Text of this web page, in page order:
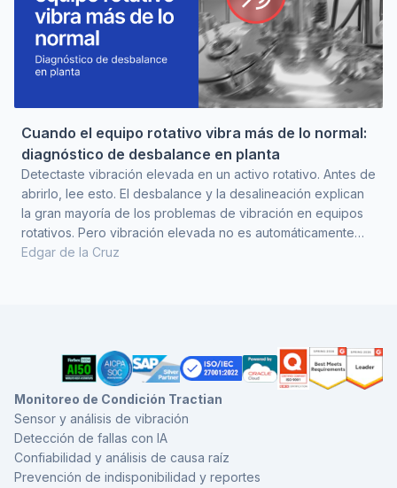
Cuando el equipo rotativo vibra más de lo normal:
diagnóstico de desbalance en planta
Detectaste vibración elevada en un activo rotativo. Antes de
abrirlo, lee esto. El desbalance y la desalineación explican
la gran mayoría de los problemas de vibración en equipos
rotativos. Pero vibración elevada no es automáticamente
desbalance, y esa confusión es la que hace que se envíe a
Edgar de la Cruz
Monitoreo de Condición Tractian
Sensor y análisis de vibración
Detección de fallas con IA
Confiabilidad y análisis de causa raíz
Prevención de indisponibilidad y reportes